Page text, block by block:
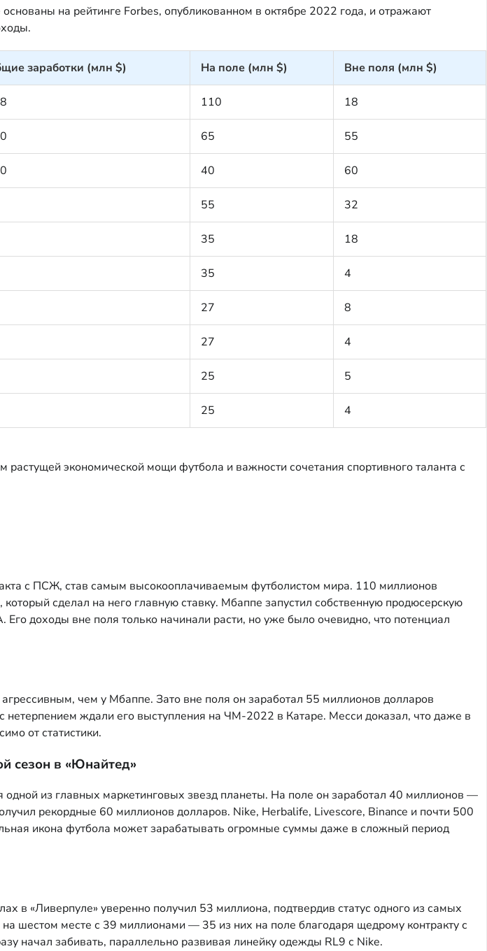
на рейтинге Forbes, опубликованном в октябре 2022 года, и отражают
заработки (млн $) На поле (млн $) Вне поля (млн $)
110 18
65 55
40 60
55 32
35 18
35 4
27 8
27 4
25 5
25 4
экономической мощи футбола и важности сочетания спортивного таланта с
с ПСЖ, став самым высокооплачиваемым футболистом мира. 110 миллионов
сделал на него главную ставку. Мбаппе запустил собственную продюсерскую
доходы вне поля только начинали расти, но уже было очевидно, что потенциал
чем у Мбаппе. Зато вне поля он заработал 55 миллионов долларов
нетерпением ждали его выступления на ЧМ-2022 в Катаре. Месси доказал, что даже в
от статистики.
сезон в «Юнайтед»
из главных маркетинговых звезд планеты. На поле он заработал 40 миллионов —
рекордные 60 миллионов долларов. Nike, Herbalife, Livescore, Binance и почти 500
икона футбола может зарабатывать огромные суммы даже в сложный период
«Ливерпуле» уверенно получил 53 миллиона, подтвердив статус одного из самых
шестом месте с 39 миллионами — 35 из них на поле благодаря щедрому контракту с
начал забивать, параллельно развивая линейку одежды RL9 с Nike.